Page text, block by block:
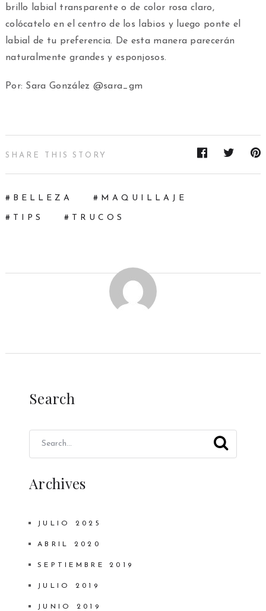
brillo labial transparente o de color rosa claro,
colócatelo en el centro de los labios y luego ponte el
labial de tu preferencia. De esta manera parecerán
naturalmente grandes y esponjosos.
Por: Sara González @sara_gm
SHARE THIS STORY
BELLEZA MAQUILLAJE
TIPS TRUCOS
Search
Archives
JULIO 2025
ABRIL 2020
SEPTIEMBRE 2019
JULIO 2019
JUNIO 2019